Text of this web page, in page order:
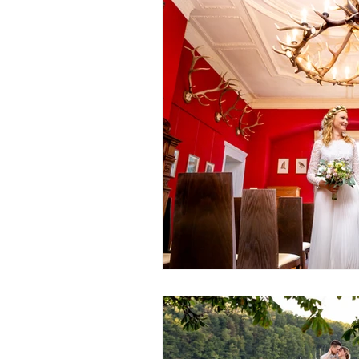
Hochzeitslocation Brandenburg
Außerhalb Brandenburgs